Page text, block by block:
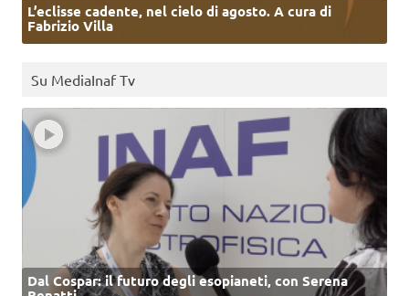
L’eclisse cadente, nel cielo di agosto. A cura di
Fabrizio Villa
Su MediaInaf Tv
Dal Cospar: il futuro degli esopianeti, con Serena